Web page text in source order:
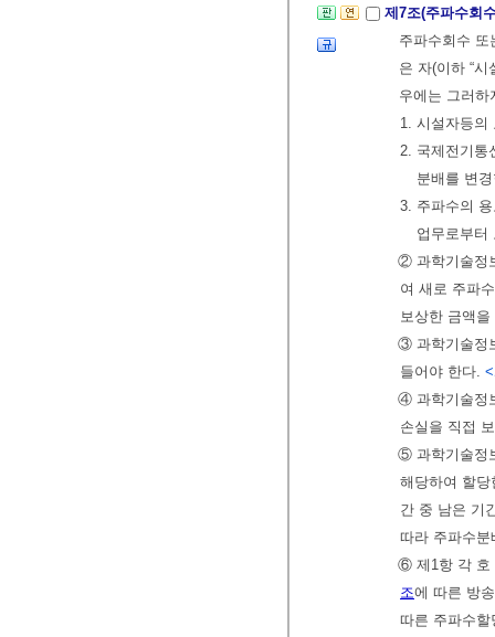
제7조(주파수회
주파수회수
은 자(이하 “
우에는 그러
1. 시설자등의
2. 국제전기통
분배를 변
3. 주파수의
업무로부터
② 과학기술정
여 새로 주파
보상한 금액
③ 과학기술정
들어야 한다.
④ 과학기술정
손실을 직접
⑤ 과학기술정
해당하여 할
간 중 남은 기
따라 주파수
⑥ 제1항 각 호
조에 따른 방
따른 주파수